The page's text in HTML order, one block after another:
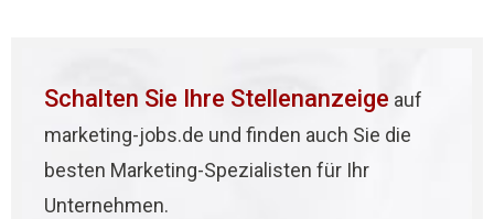
Schalten Sie Ihre Stellenanzeige auf
marketing-jobs.de und finden auch Sie die
besten Marketing-Spezialisten für Ihr
Unternehmen.